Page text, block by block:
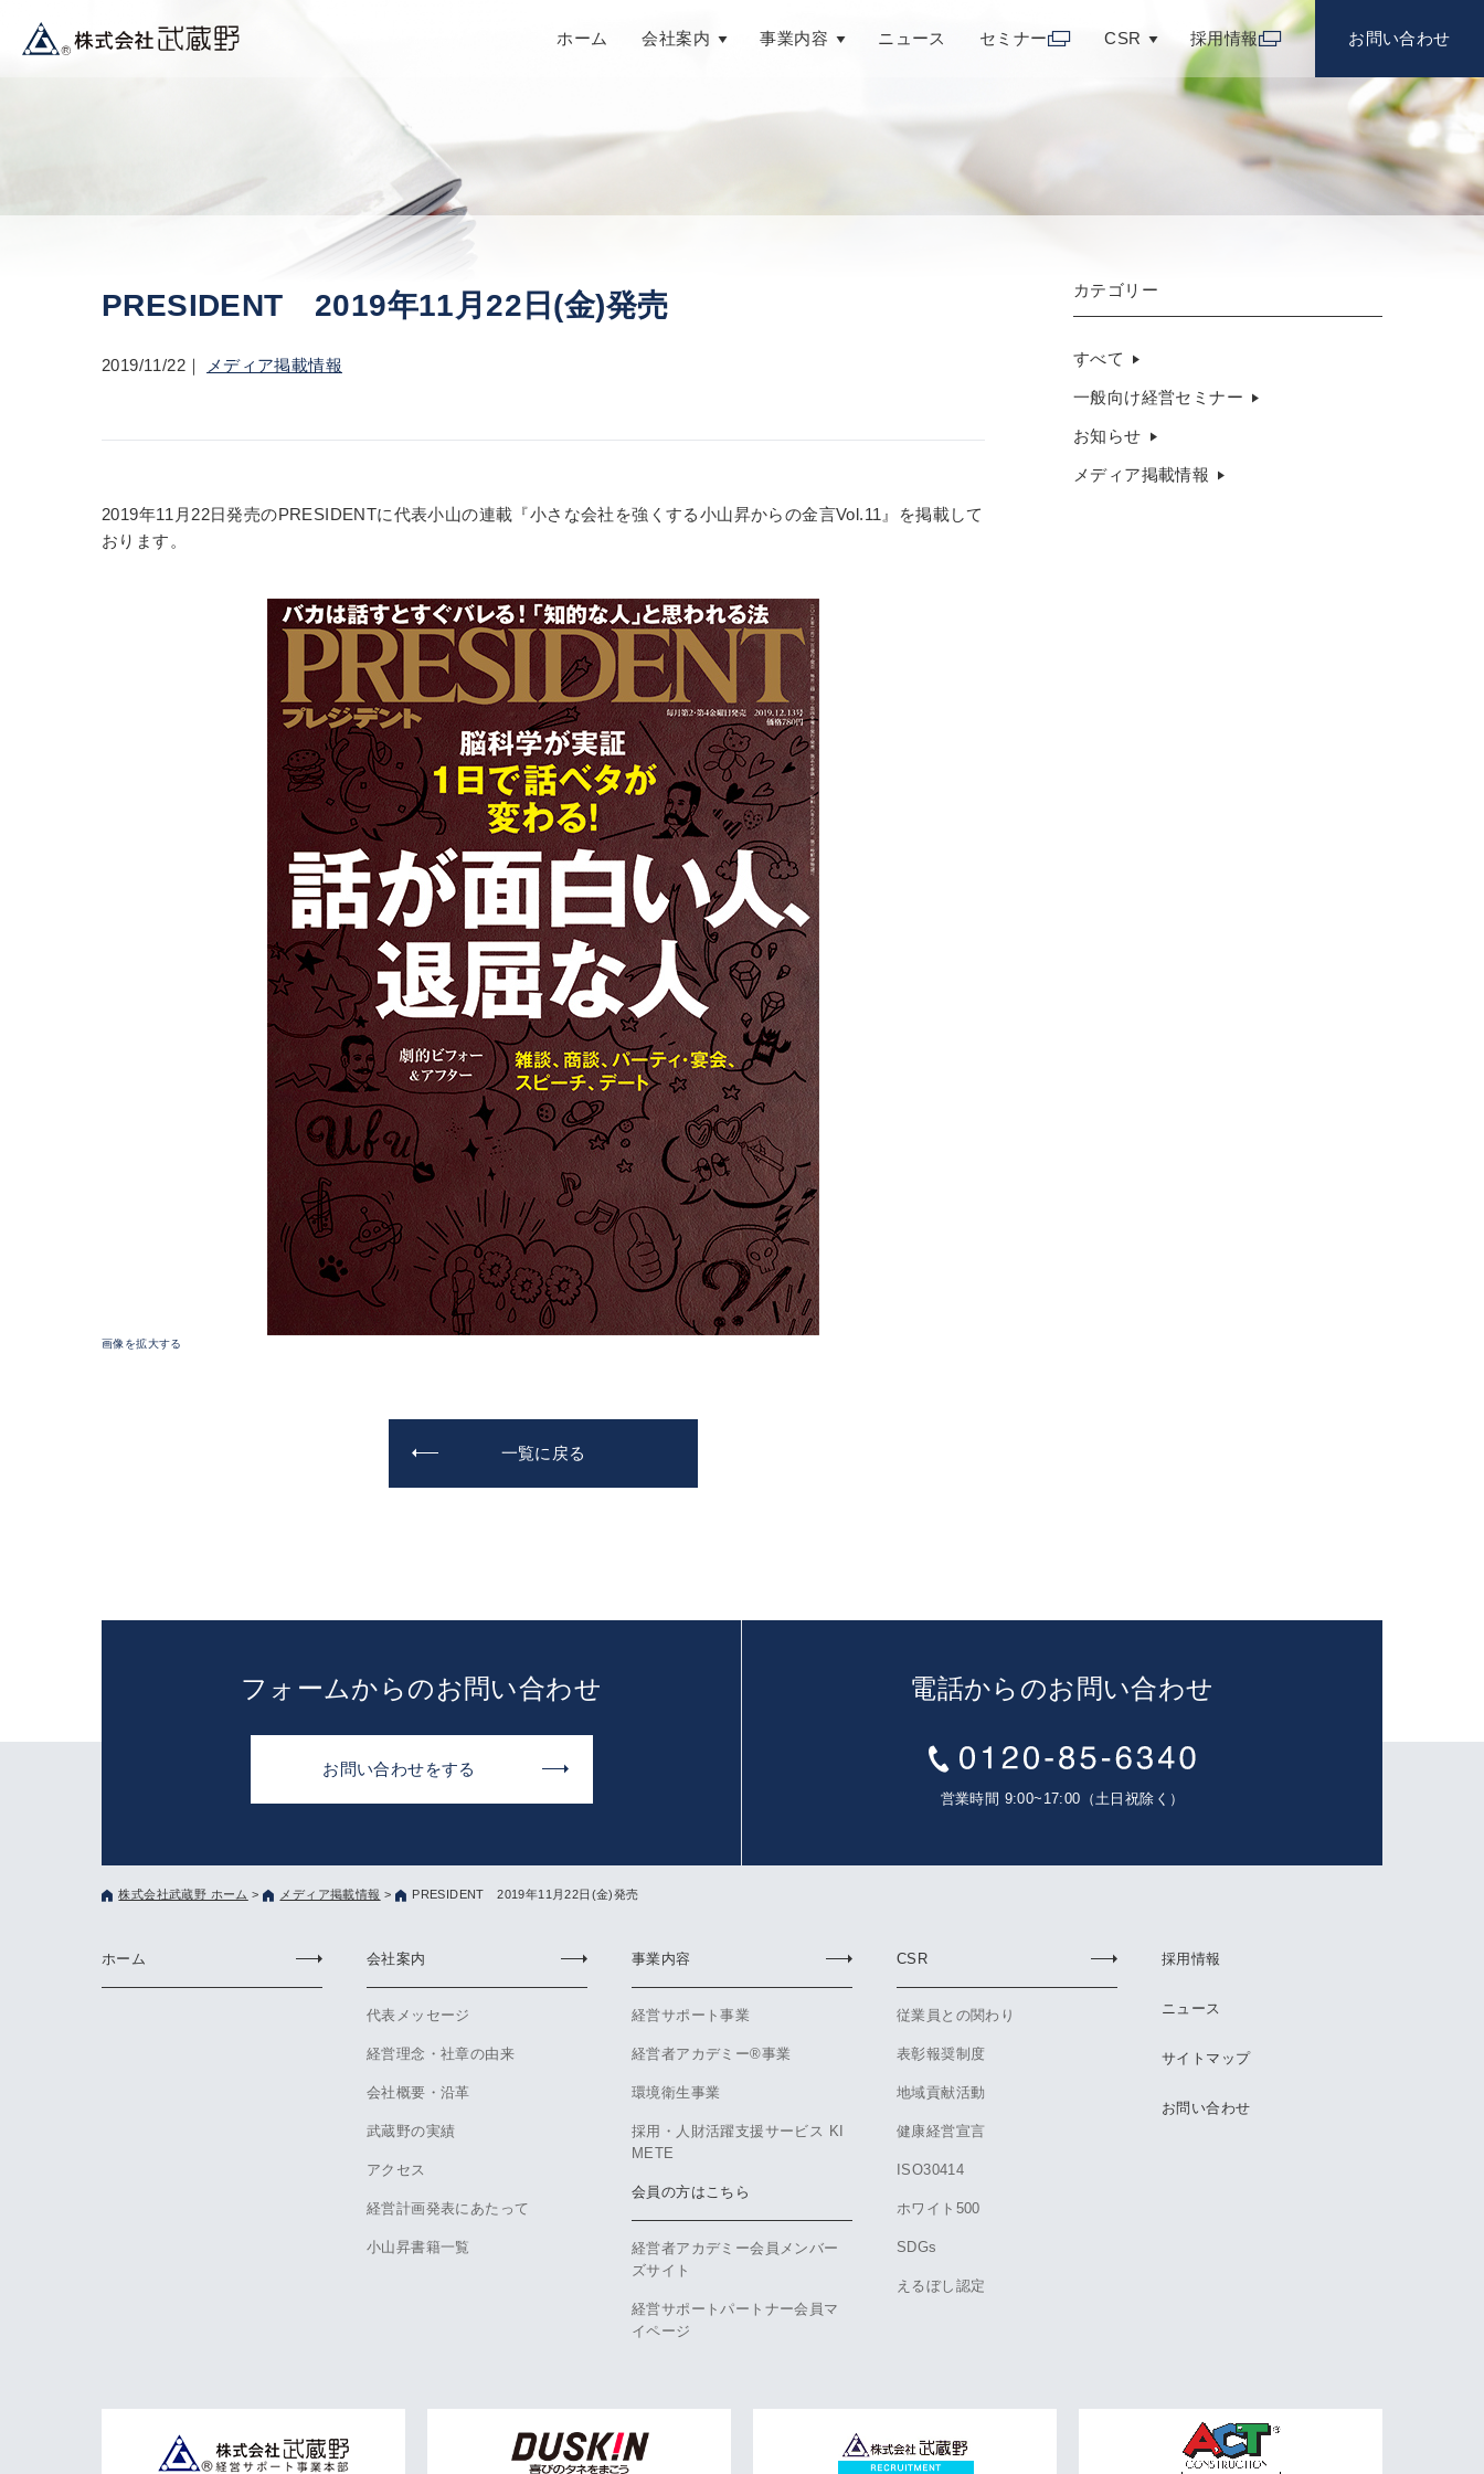
ホーム 会社案内 事業内容 ニュース セミナー CSR 採用情報 お問い合わせ
PRESIDENT 2019年11月22日(金)発売
2019/11/22 メディア掲載情報
2019年11月22日発売のPRESIDENTに代表小山の連載『小さな会社を強くする小山昇からの金言Vol.11』を掲載して
おります。
画像を拡大する
一覧に戻る
カテゴリー
すべて
一般向け経営セミナー
お知らせ
メディア掲載情報
フォームからのお問い合わせ
お問い合わせをする
電話からのお問い合わせ
営業時間 9:00~17:00（土日祝除く）
株式会社武蔵野 ホーム > メディア掲載情報 > PRESIDENT 2019年11月22日(金)発売
ホーム 会社案内
代表メッセージ
経営理念・社章の由来
会社概要・沿革
武蔵野の実績
アクセス
経営計画発表にあたって
小山昇書籍一覧
事業内容
経営サポート事業
経営者アカデミー®事業
環境衛生事業
採用・人財活躍支援サービス KI
METE
会員の方はこちら
経営者アカデミー会員メンバー
ズサイト
経営サポートパートナー会員マ
イページ
CSR
従業員との関わり
表彰報奨制度
地域貢献活動
健康経営宣言
ISO30414
ホワイト500
SDGs
えるぼし認定
採用情報
ニュース
サイトマップ
お問い合わせ